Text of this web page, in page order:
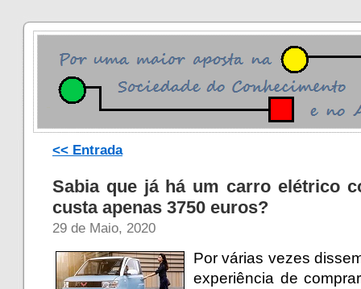
<< Entrada
Sabia que já há um carro elétrico
custa apenas 3750 euros?
29 de Maio, 2020
Por várias vezes
experiência de